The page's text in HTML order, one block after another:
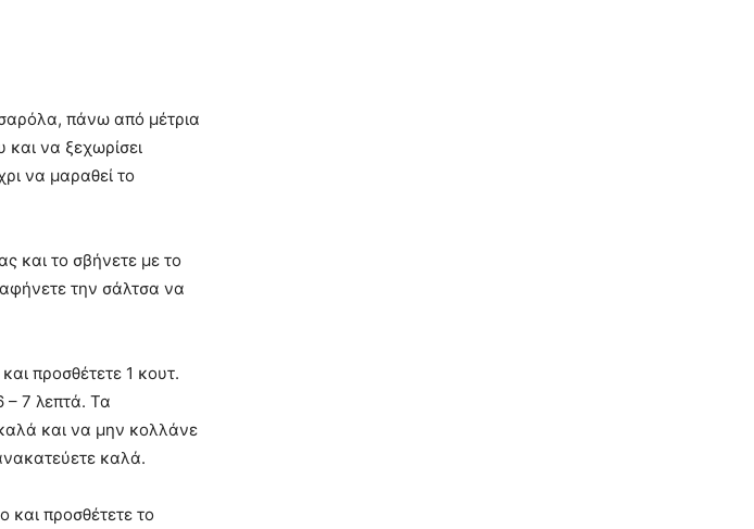
πάνω από μέτρια
να ξεχωρίσει
να μαραθεί το
και το σβήνετε με το
την σάλτσα να
προσθέτετε 1 κουτ.
– 7 λεπτά. Τα
και να μην κολλάνε
καλά.
και προσθέτετε το